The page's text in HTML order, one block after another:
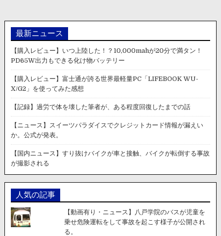
水
に
盛
に
チ
レ
ン
ジ！
→
ダ
最新ニュース
【購入レビュー】いつ上陸した！？10,000mahが20分で満タン！
PD65W出力もできる化け物バッテリー
【購入レビュー】富士通が誇る世界最軽量PC「LIFEBOOK WU-
X/G2」を使ってみた感想
【記録】過労で体を壊した筆者が、ある程度回復したまでの話
【ニュース】スイーツパラダイスでクレジットカード情報が漏えい
か。公式が発表。
【国内ニュース】すり抜けバイクが車と接触、バイクが転倒する事故
が撮影される
人気の記事
【動画有り・ニュース】八戸学院のバスが児童を
乗せ危険運転をして事故を起こす様子が公開され
る。